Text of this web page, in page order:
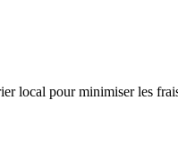
local pour minimiser les